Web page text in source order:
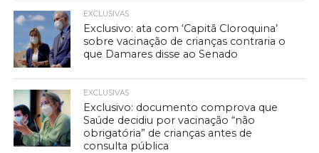
EXCLUSIVAS
Exclusivo: ata com ‘Capitã Cloroquina’
sobre vacinação de crianças contraria o
que Damares disse ao Senado
EXCLUSIVAS
Exclusivo: documento comprova que
Saúde decidiu por vacinação “não
obrigatória” de crianças antes de
consulta pública